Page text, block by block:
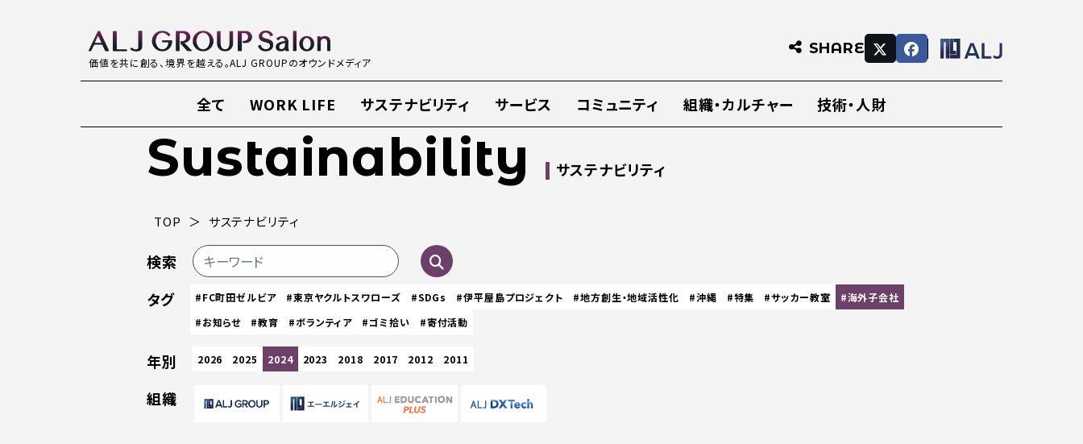
価値を共に創る、境界を越える。ALJ GROUPのオウンドメディア
SHARE
全て WORK LIFE サステナビリティ サービス コミュニティ 組織・カルチャー 技術・人財
Sustainability サステナビリティ
TOP サステナビリティ
検索
タグ
#FC町田ゼルビア #東京ヤクルトスワローズ #SDGs #伊平屋島プロジェクト #地方創生・地域活性化 #沖縄 #特集 #サッカー教室
#海外子会社
#お知らせ
#教育 #ボランティア #ゴミ拾い #寄付活動
年別 2026 2025 2024 2023 2018 2017 2012 2011
組織